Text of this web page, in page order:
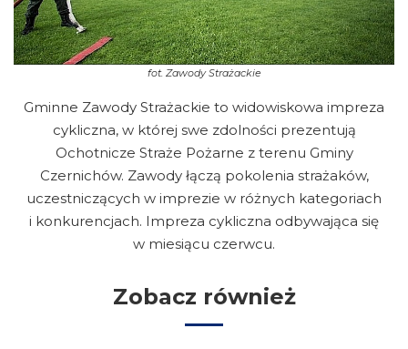
fot.Zawody Strażackie
Gminne Zawody Strażackie to widowiskowa impreza
cykliczna, w której swe zdolności prezentują
Ochotnicze Straże Pożarne z terenu Gminy
Czernichów. Zawody łączą pokolenia strażaków,
uczestniczących w imprezie w różnych kategoriach
i konkurencjach. Impreza cykliczna odbywająca się
w miesiącu czerwcu.
Zobacz również